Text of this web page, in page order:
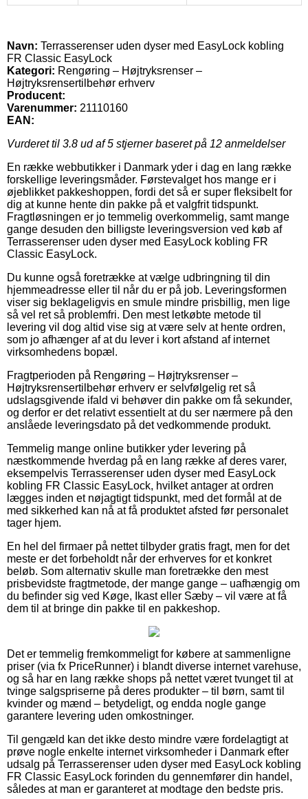
Navn: Terrasserenser uden dyser med EasyLock kobling
FR Classic EasyLock
Kategori: Rengøring – Højtryksrenser –
Højtryksrensertilbehør erhverv
Producent:
Varenummer: 21110160
EAN:
Vurderet til 3.8 ud af 5 stjerner baseret på 12 anmeldelser
En række webbutikker i Danmark yder i dag en lang række
forskellige leveringsmåder. Førstevalget hos mange er i
øjeblikket pakkeshoppen, fordi det så er super fleksibelt for
dig at kunne hente din pakke på et valgfrit tidspunkt.
Fragtløsningen er jo temmelig overkommelig, samt mange
gange desuden den billigste leveringsversion ved køb af
Terrasserenser uden dyser med EasyLock kobling FR
Classic EasyLock.
Du kunne også foretrække at vælge udbringning til din
hjemmeadresse eller til når du er på job. Leveringsformen
viser sig beklageligvis en smule mindre prisbillig, men lige
så vel ret så problemfri. Den mest letkøbte metode til
levering vil dog altid vise sig at være selv at hente ordren,
som jo afhænger af at du lever i kort afstand af internet
virksomhedens bopæl.
Fragtperioden på Rengøring – Højtryksrenser –
Højtryksrensertilbehør erhverv er selvfølgelig ret så
udslagsgivende ifald vi behøver din pakke om få sekunder,
og derfor er det relativt essentielt at du ser nærmere på den
anslåede leveringsdato på det vedkommende produkt.
Temmelig mange online butikker yder levering på
næstkommende hverdag på en lang række af deres varer,
eksempelvis Terrasserenser uden dyser med EasyLock
kobling FR Classic EasyLock, hvilket antager at ordren
lægges inden et nøjagtigt tidspunkt, med det formål at de
med sikkerhed kan nå at få produktet afsted før personalet
tager hjem.
En hel del firmaer på nettet tilbyder gratis fragt, men for det
meste er det forbeholdt når der erhverves for et konkret
beløb. Som alternativ skulle man foretrække den mest
prisbevidste fragtmetode, der mange gange – uafhængig om
du befinder sig ved Køge, Ikast eller Sæby – vil være at få
dem til at bringe din pakke til en pakkeshop.
Det er temmelig fremkommeligt for købere at sammenligne
priser (via fx PriceRunner) i blandt diverse internet varehuse,
og så har en lang række shops på nettet været tvunget til at
tvinge salgspriserne på deres produkter – til børn, samt til
kvinder og mænd – betydeligt, og endda nogle gange
garantere levering uden omkostninger.
Til gengæld kan det ikke desto mindre være fordelagtigt at
prøve nogle enkelte internet virksomheder i Danmark efter
udsalg på Terrasserenser uden dyser med EasyLock kobling
FR Classic EasyLock forinden du gennemfører din handel,
således at man er garanteret at modtage den bedste pris.